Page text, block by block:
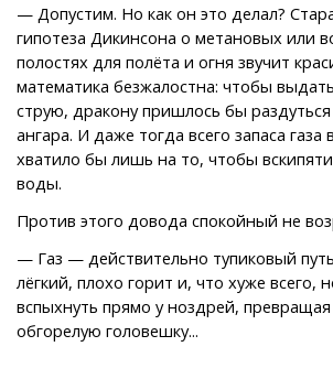
— Допустим. Но как он это делал?
гипотеза Дикинсона о метановых или
полостях для полёта и огня звучит
математика безжалостна: чтобы
струю, дракону пришлось бы
ангара. И даже тогда всего запаса газа
хватило бы лишь на то, чтобы
воды.
Против этого довода спокойный не
— Газ — действительно тупиковый
лёгкий, плохо горит и, что хуже всего,
вспыхнуть прямо у ноздрей,
обгорелую головешку...